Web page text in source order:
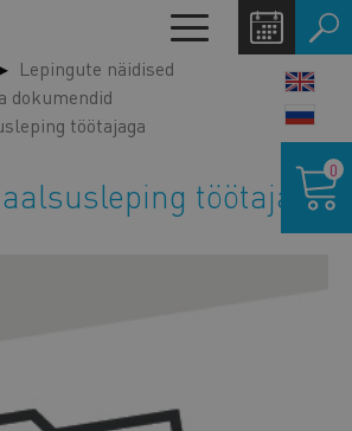
Toggle
navigation
Lepingute näidised
dokumendid
töötajaga
töötajaga
0